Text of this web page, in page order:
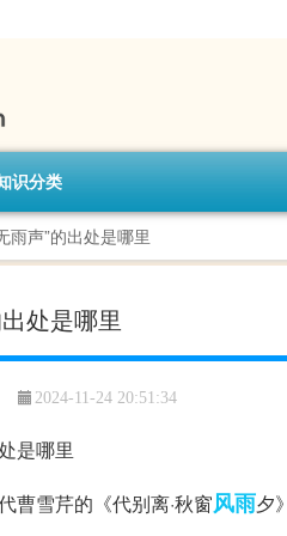
识分类
雨声”的出处是哪里
处是哪里
2024-11-24 20:51:34
曹雪芹的《代别离·秋窗风雨夕